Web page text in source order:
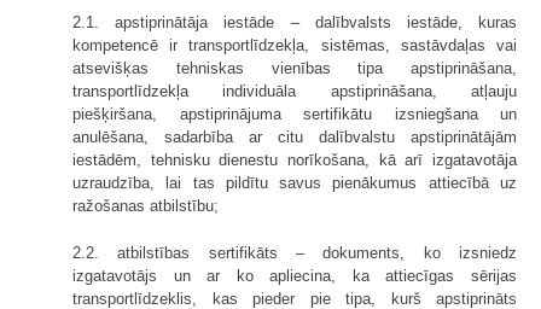
2.1. apstiprinātāja iestāde – dalībvalsts iestāde, kuras
kompetencē ir transportlīdzekļa, sistēmas, sastāvdaļas vai
atsevišķas tehniskas vienības tipa apstiprināšana,
transportlīdzekļa individuāla apstiprināšana, atļauju
piešķiršana, apstiprinājuma sertifikātu izsniegšana un
anulēšana, sadarbība ar citu dalībvalstu apstiprinātājām
iestādēm, tehnisku dienestu norīkošana, kā arī izgatavotāja
uzraudzība, lai tas pildītu savus pienākumus attiecībā uz
ražošanas atbilstību;
2.2. atbilstības sertifikāts – dokuments, ko izsniedz
izgatavotājs un ar ko apliecina, ka attiecīgas sērijas
transportlīdzeklis, kas pieder pie tipa, kurš apstiprināts